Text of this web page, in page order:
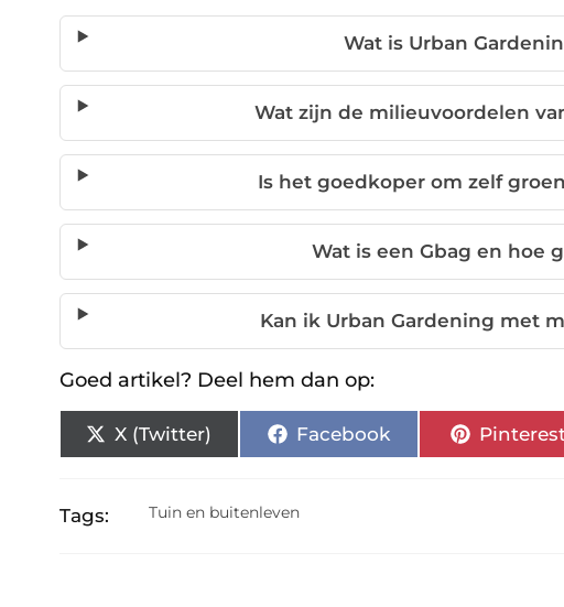
Wat is Urban
Wat zijn de milieuvoordelen
Is het goedkoper om zelf
Wat is een Gbag en hoe
Kan ik Urban Gardening met
Goed artikel? Deel hem dan op:
X (Twitter) Facebook
Tags: Tuin en buitenleven